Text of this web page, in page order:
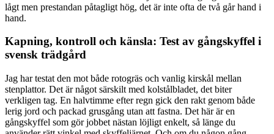
lågt men prestandan påtagligt hög, det är inte ofta de två går hand i
hand.
Kapning, kontroll och känsla: Test av gångskyffel i
svensk trädgård
Jag har testat den mot både rotogräs och vanlig kirskål mellan
stenplattor. Det är något särskilt med kolstålbladet, det biter
verkligen tag. En halvtimme efter regn gick den rakt genom både
lerig jord och packad grusgång utan att fastna. Det här är en
gångskyffel som gör jobbet nästan löjligt enkelt, så länge du